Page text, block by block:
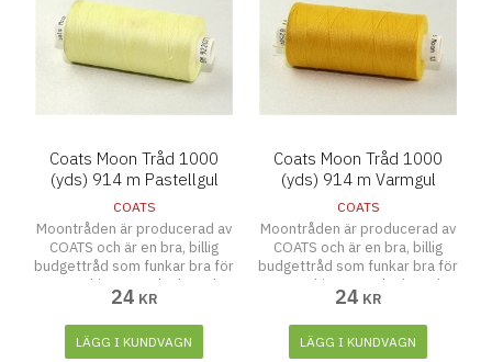
M0108 Dark Beige
Coats Moon Tråd 1000
(yds) 914 m Pastellgul
COATS
Moontråden är producerad av
COATS och är en bra, billig
budgettråd som funkar bra för
symaskiner, overlocks och
även att sy för hand.
24 KR
LÄGG I KUNDVAGN
Coats Moon Tråd 1000
(yds) 914 m Varmgul
COATS
Moontråden är producerad av
COATS och är en bra, billig
budgettråd som funkar bra för
symaskiner, overlocks och
även att sy för hand.
24 KR
LÄGG I KUNDVAGN